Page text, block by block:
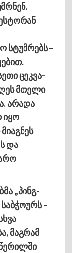
სტუმრებს –
ცეკვა-
მთელი
არადა
იყო
და
„პინგ-
–
მაგრამ